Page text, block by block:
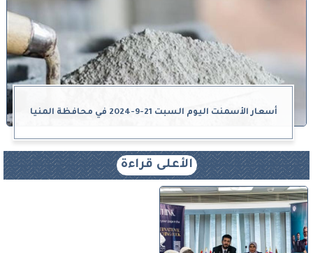
أسعار الأسمنت اليوم السبت 21-9-2024 في محافظة المنيا
الأعلى قراءة